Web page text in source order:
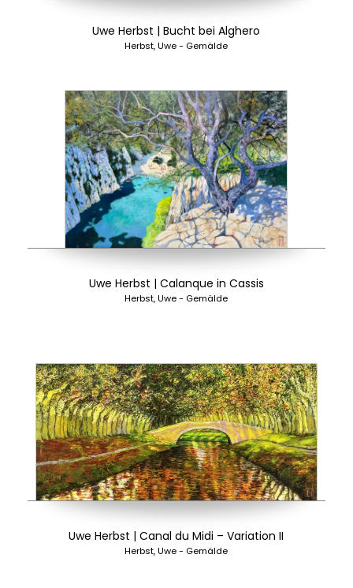
Uwe Herbst | Bucht bei Alghero
Herbst, Uwe - Gemälde
Uwe Herbst | Calanque in Cassis
Herbst, Uwe - Gemälde
Uwe Herbst | Canal du Midi – Variation II
Herbst, Uwe - Gemälde